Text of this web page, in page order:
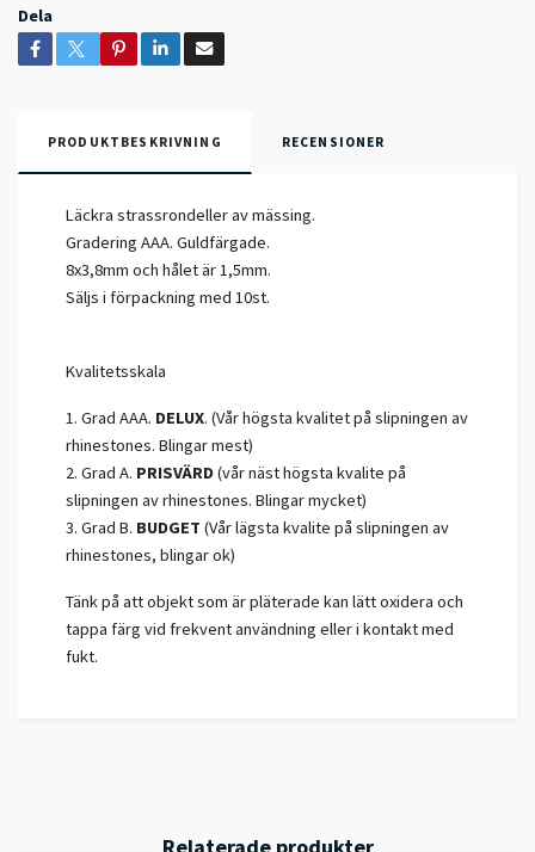
Dela
PRODUKTBESKRIVNING RECENSIONER
Läckra strassrondeller av mässing.
Gradering AAA. Guldfärgade.
8x3,8mm och hålet är 1,5mm.
Säljs i förpackning med 10st.
Kvalitetsskala
1. Grad AAA. DELUX. (Vår högsta kvalitet på slipningen av
rhinestones. Blingar mest)
2. Grad A. PRISVÄRD(vår näst högsta kvalite på
slipningen av rhinestones. Blingar mycket)
3. Grad B. BUDGET (Vår lägsta kvalite på slipningen av
rhinestones, blingar ok)
Tänk på att objekt som är pläterade kan lätt oxidera och
tappa färg vid frekvent användning eller i kontakt med
fukt.